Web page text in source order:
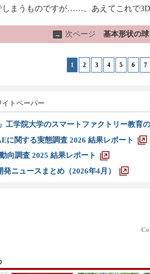
しまうものですが……、あえてこれで3D
→ 次ページ 基本形状の
1 2 3 4 5 6 7
トペーパー
工学院大学のスマートファクトリー教育
に関する実態調査 2026 結果レポート
向調査 2025 結果レポート
ニュースまとめ（2026年4月）